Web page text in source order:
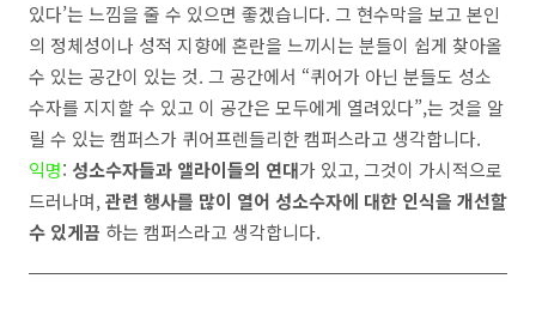
있다’는 느낌을 줄 수 있으면 좋겠습니다. 그 현수막을 보고 본인
의 정체성이나 성적 지향에 혼란을 느끼시는 분들이 쉽게 찾아올
수 있는 공간이 있는 것. 그 공간에서 “퀴어가 아닌 분들도 성소
수자를 지지할 수 있고 이 공간은 모두에게 열려있다”,는 것을 알
릴 수 있는 캠퍼스가 퀴어프렌들리한 캠퍼스라고 생각합니다.
익명: 성소수자들과 앨라이들의 연대가 있고,그것이 가시적으로
드러나며,관련 행사를 많이 열어 성소수자에 대한 인식을 개선할
수 있게끔 하는 캠퍼스라고 생각합니다.